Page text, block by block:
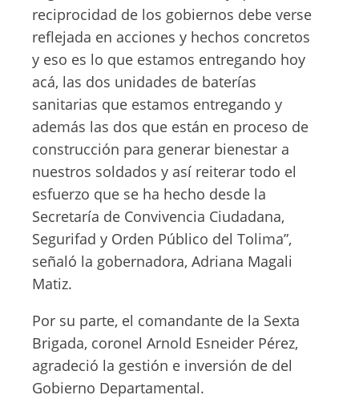
reciprocidad de los gobiernos debe verse
reflejada en acciones y hechos concretos
y eso es lo que estamos entregando hoy
acá, las dos unidades de baterías
sanitarias que estamos entregando y
además las dos que están en proceso de
construcción para generar bienestar a
nuestros soldados y así reiterar todo el
esfuerzo que se ha hecho desde la
Secretaría de Convivencia Ciudadana,
Segurifad y Orden Público del Tolima”,
señaló la gobernadora, Adriana Magali
Matiz.
Por su parte, el comandante de la Sexta
Brigada, coronel Arnold Esneider Pérez,
agradeció la gestión e inversión de del
Gobierno Departamental.